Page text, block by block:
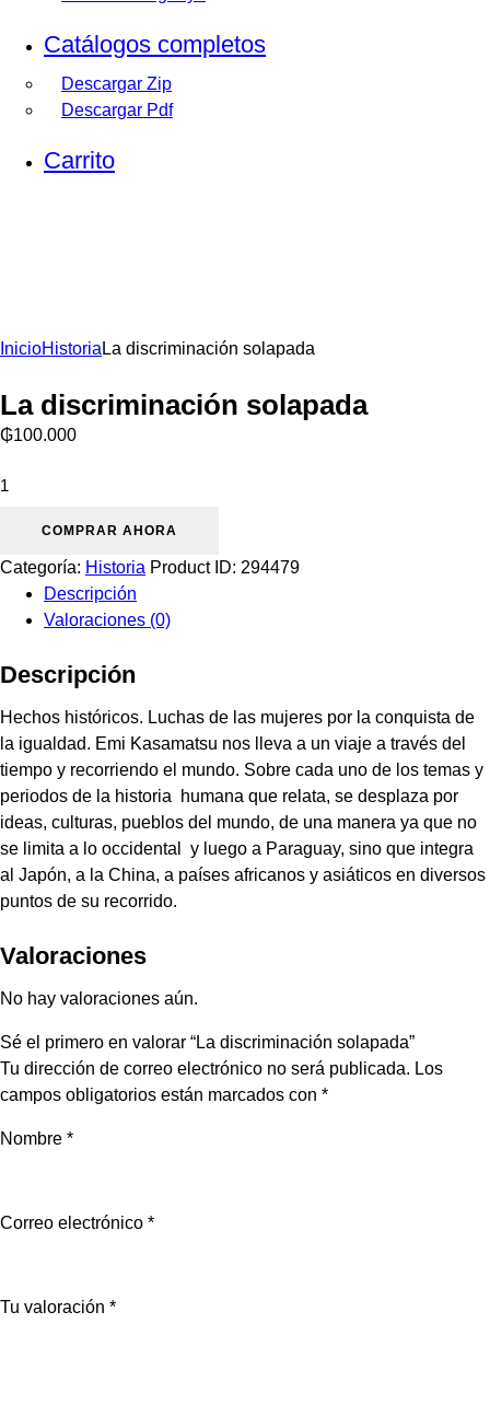
Catálogos completos
Descargar Zip
Descargar Pdf
Carrito
InicioHistoria La discriminación solapada
La discriminación solapada
₲100.000
La
solapada
cantidad
COMPRAR AHORA
Categoría: Historia Product ID: 294479
Descripción
Valoraciones (0)
Descripción
Hechos históricos. Luchas de las mujeres por la conquista de
la igualdad. Emi Kasamatsu nos lleva a un viaje a través del
tiempo y recorriendo el mundo. Sobre cada uno de los temas y
periodos de la historia humana que relata, se desplaza por
ideas, culturas, pueblos del mundo, de una manera ya que no
se limita a lo occidental y luego a Paraguay, sino que integra
al Japón, a la China, a países africanos y asiáticos en diversos
puntos de su recorrido.
Valoraciones
No hay valoraciones aún.
Sé el primero en valorar “La discriminación solapada”
Tu dirección de correo electrónico no será publicada. Los
campos obligatorios están marcados con *
Nombre *
Correo electrónico *
Tu valoración *